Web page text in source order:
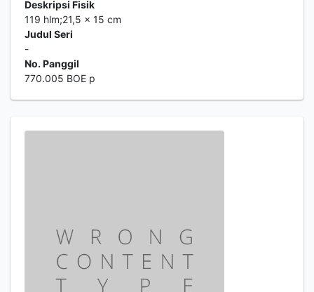
Deskripsi Fisik
119 hlm;21,5 x 15 cm
Judul Seri
-
No. Panggil
770.005 BOE p